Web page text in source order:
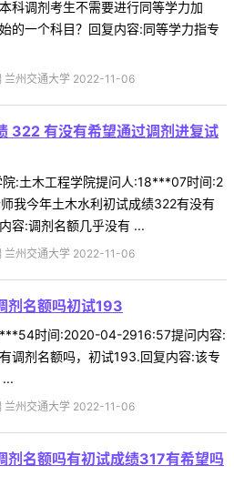
科调剂考生不需要进行同等学力加
的一个科目？回复内容:同等学力指专
兰州交通大学 2022-11-06
322 有没有希望通过调剂进复试
:土木工程学院提问人:18***07时间:2
我今年土木水利初试成绩322有没有
容:调剂名额几乎没有 ...
兰州交通大学 2022-11-06
剂名额吗初试193
时间:2020-04-2916:57提问内容:
调剂名额吗，初试193.回复内容:该专
兰州交通大学 2022-11-06
剂名额吗有初试成绩317有希望吗